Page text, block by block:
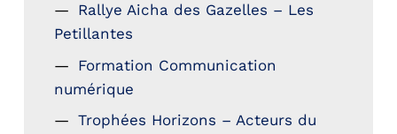
Rallye Aicha des Gazelles – Les
Petillantes
Formation Communication
numérique
Trophées Horizons – Acteurs du